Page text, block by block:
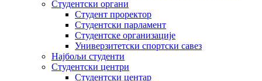
Студентски органи
Студент проректор
Студентски парламент
Студентске организације
Универзитетски спортски савез
Најбољи студенти
Студентски центри
Студентски центар